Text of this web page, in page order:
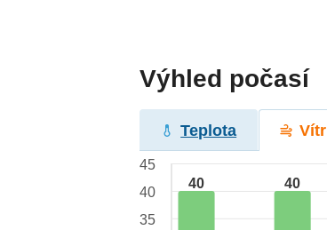
Výhled počasí
Teplota Vítr
40 40
45
40
35